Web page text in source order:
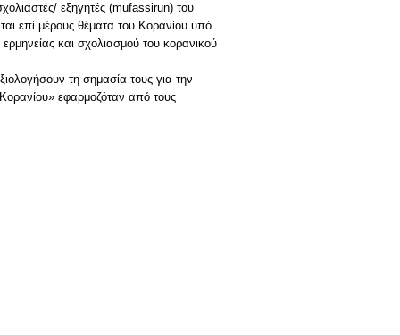
εξηγητές (mufassirūn) του
επί μέρους θέματα του Κορανίου υπό
και σχολιασμού του κορανικού
τη σημασία τους για την
εφαρμοζόταν από τους